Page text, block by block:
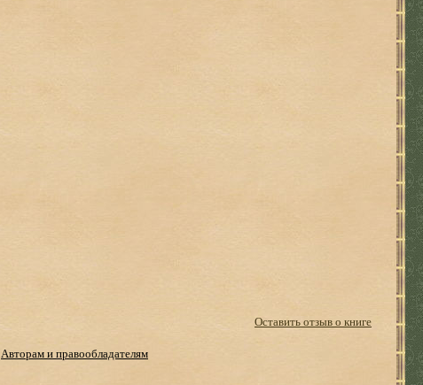
Оставить отзыв о книге
Авторам и правообладателям